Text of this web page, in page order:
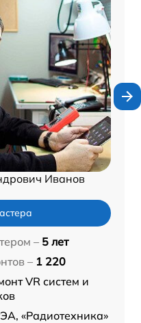
Иванов
– 5 лет
– 1 220
VR систем и
«Радиотехника»